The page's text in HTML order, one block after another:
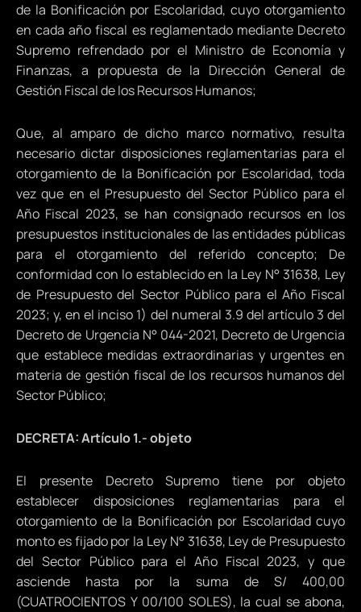
de la Bonificación por Escolaridad, cuyo otorgamiento
en cada año fiscal es reglamentado mediante Decreto
Supremo refrendado por el Ministro de Economía y
Finanzas, a propuesta de la Dirección General de
Gestión Fiscal de los Recursos Humanos;
Que, al amparo de dicho marco normativo, resulta
necesario dictar disposiciones reglamentarias para el
otorgamiento de la Bonificación por Escolaridad, toda
vez que en el Presupuesto del Sector Público para el
Año Fiscal 2023, se han consignado recursos en los
presupuestos institucionales de las entidades públicas
para el otorgamiento del referido concepto; De
conformidad con lo establecido en la Ley N° 31638, Ley
de Presupuesto del Sector Público para el Año Fiscal
2023; y, en el inciso 1) del numeral 3.9 del artículo 3 del
Decreto de Urgencia N° 044-2021, Decreto de Urgencia
que establece medidas extraordinarias y urgentes en
materia de gestión fiscal de los recursos humanos del
Sector Público;
DECRETA: Artículo 1.- objeto
El presente Decreto Supremo tiene por objeto
establecer disposiciones reglamentarias para el
otorgamiento de la Bonificación por Escolaridad cuyo
monto es fijado por la Ley N° 31638, Ley de Presupuesto
del Sector Público para el Año Fiscal 2023, y que
asciende hasta por la suma de S/ 400,00
(CUATROCIENTOS Y 00/100 SOLES), la cual se abona,